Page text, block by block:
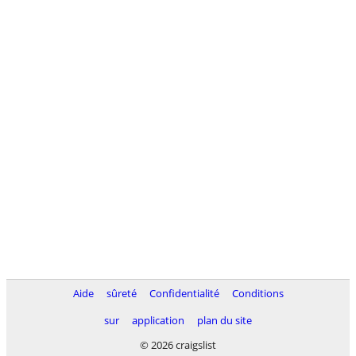
Aide sûreté Confidentialité
Conditions
sur
application
plan du site
© 2026 craigslist